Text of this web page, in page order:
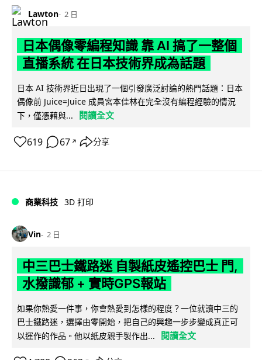
Lawton 2 日
日本偶像零編程知識 靠 AI 搞了一整個
直播系統 在日本技術界成為話題
日本 AI 技術界近日出現了一個引發廣泛討論的熱門話題：日本
偶像前 Juice=Juice 成員宮本佳林在完全沒有編程經驗的情況
下，僅憑藉與...
閱讀全文
619 67 ↗ 分享
商業科技 3D 打印
Vin 2 日
中三巴士鐵路迷 自製紙皮遙控巴士 門,
水撥識郁 + 實時GPS報站
如果你熱愛一件事，你會熱愛到怎樣的程度？一位就讀中三的
巴士鐵路迷，選擇由零開始，把自己的興趣一步步變成真正可
以運作的作品。他以紙皮親手製作出...
閱讀全文